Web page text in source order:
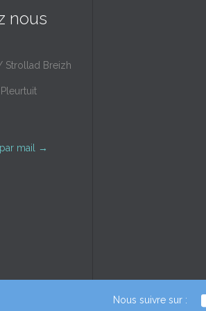
nous
Strollad Breizh
Pleurtuit
mail →
Nous suivre sur :